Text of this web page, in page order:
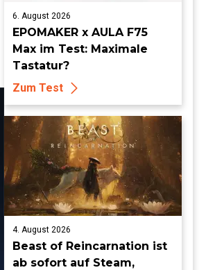
6. August 2026
EPOMAKER x AULA F75
Max im Test: Maximale
Tastatur?
Zum Test
4. August 2026
Beast of Reincarnation ist
ab sofort auf Steam,